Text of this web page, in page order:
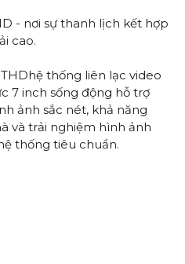
- nơi sự thanh lịch kết hợp
cao.
hệ thống liên lạc video
7 inch sống động hỗ trợ
ảnh sắc nét, khả năng
và trải nghiệm hình ảnh
thống tiêu chuẩn.